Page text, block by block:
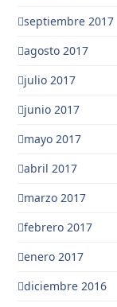
septiembre 2017
agosto 2017
julio 2017
junio 2017
mayo 2017
abril 2017
marzo 2017
febrero 2017
enero 2017
diciembre 2016